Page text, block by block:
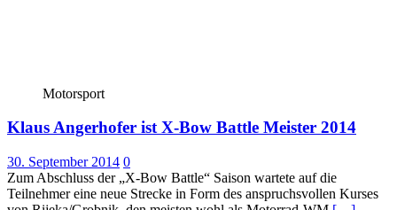
Motorsport
Klaus Angerhofer ist X-Bow Battle Meister 2014
30. September 2014 0
Zum Abschluss der „X-Bow Battle“ Saison wartete auf die
Teilnehmer eine neue Strecke in Form des anspruchsvollen Kurses